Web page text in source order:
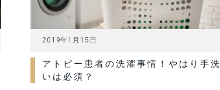
2019年1月15日
アトピー患者の洗濯事情！やはり手洗
いは必須？